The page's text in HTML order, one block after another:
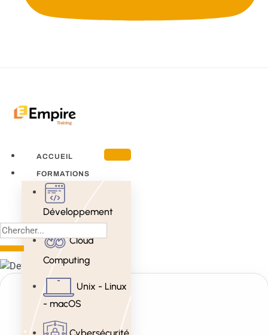
ACCUEIL
FORMATIONS
Développement
Cloud
Computing
Unix - Linux
- macOS